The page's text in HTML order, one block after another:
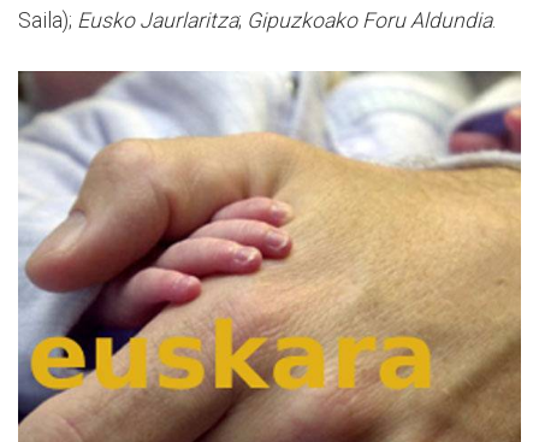
Saila); Eusko Jaurlaritza; Gipuzkoako Foru Aldundia.